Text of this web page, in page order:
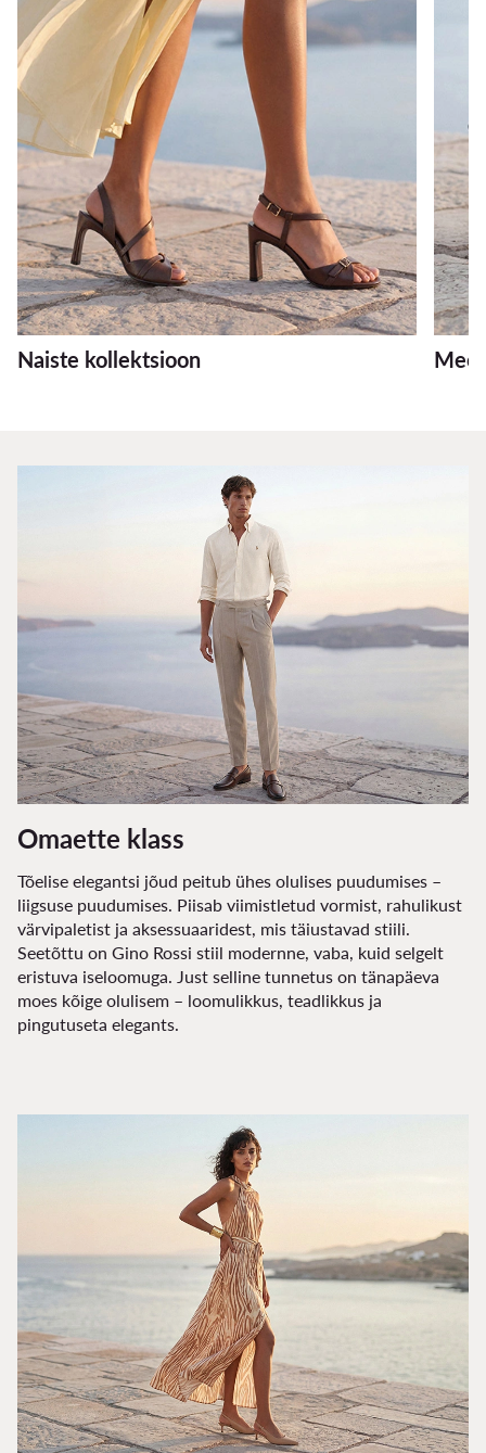
Naiste kollektsioon
Omaette klass
Tõelise elegantsi jõud peitub ühes olulises puudumises –
liigsuse puudumises. Piisab viimistletud vormist, rahulikust
värvipaletist ja aksessuaaridest, mis täiustavad stiili.
Seetõttu on Gino Rossi stiil modernne, vaba, kuid selgelt
eristuva iseloomuga. Just selline tunnetus on tänapäeva
moes kõige olulisem – loomulikkus, teadlikkus ja
pingutuseta elegants.